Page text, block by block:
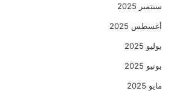
سبتمبر 2025
أغسطس 2025
يوليو 2025
يونيو 2025
مايو 2025